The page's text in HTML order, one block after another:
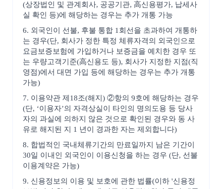
(상장법인 및 관계회사, 공공기관, 高신용평가, 납세사
실 확인 등)에 해당하는 경우는 추가 개통 가능
6. 외국인이 선불, 후불 통합 1회선을 초과하여 개통하
는 경우(단, 회사가 정한 특정 체류자격의 외국인으로
요금보증보험에 가입하거나 보증금을 예치한 경우 또
는 우량고객기준(高신용도 등), 회사가 지정한 지점(직
영점)에서 대면 가입 등에 해당하는 경우는 추가 개통
가능)
7. 이용약관 제18조(해지) ②항의 9호에 해당하는 경우
(단, ‘이용자’의 자격상실이 타인의 명의도용 등 당사
자의 과실에 의하지 않은 것으로 확인된 경우와 동 사
유로 해지된 지 1 년이 경과한 자는 제외합니다)
8. 합법적인 국내체류기간의 만료일까지 남은 기간이
30일 이내인 외국인이 이용신청을 하는 경우 (단, 선불
이용계약은 가능)
9. 신용정보의 이용 및 보호에 관한 법률(이하 '신용정